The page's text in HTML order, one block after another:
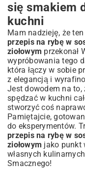
się smakiem
kuchni
Mam nadzieję, że
przepis na rybę w
ziołowym przekonał
wypróbowania tego
która łączy w sobie
z elegancją i
Jest dowodem na to,
spędzać w kuchni
stworzyć coś
Pamiętajcie,
do eksperymentów.
przepis na rybę w
ziołowym jako punkt
własnych
Smacznego!